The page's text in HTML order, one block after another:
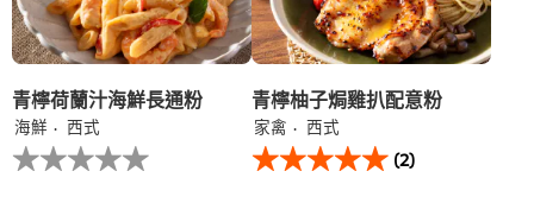
平
均
评
分
为
2.0，
共
5
青檸荷蘭汁海鮮長通粉
海鮮
西式
没
有
青檸柚子焗雞扒配意粉
家禽
西式
此
青
(2)